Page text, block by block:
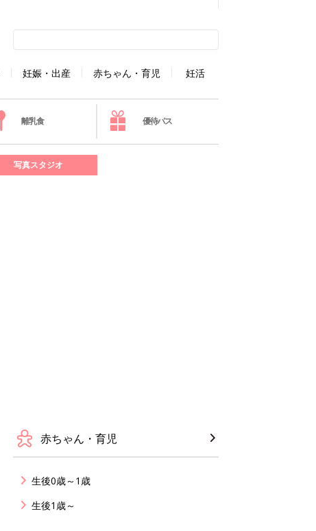
妊娠・出産 赤ちゃん・育児 妊活
離乳食 優待パス
写真スタジオ
赤ちゃん・育児
生後0歳～1歳
生後1歳～